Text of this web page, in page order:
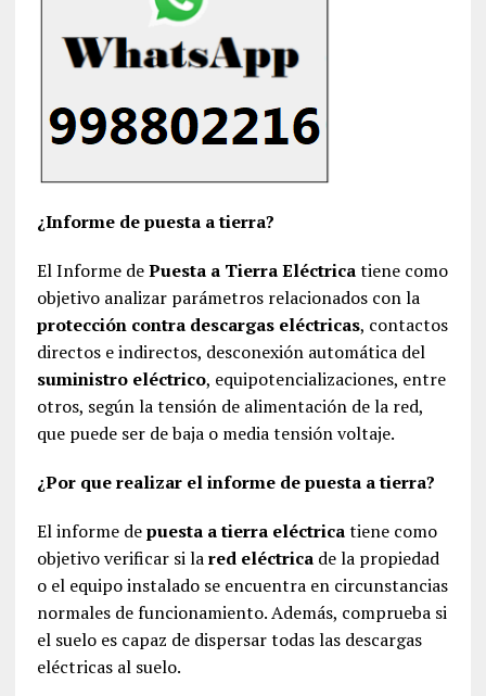
¿Informe de puesta a tierra?
El Informe dePuesta a Tierra Eléctricatiene como
objetivo analizar parámetros relacionados con la
protección contra descargas eléctricas, contactos
directos e indirectos, desconexión automática del
suministro eléctrico, equipotencializaciones, entre
otros, según la tensión de alimentación de la red,
que puede ser de baja o media tensión voltaje.
¿Por que realizar el informe de puesta a tierra?
El informe depuesta a tierra eléctricatiene como
objetivo verificar si lared eléctricade la propiedad
o el equipo instalado se encuentra en circunstancias
normales de funcionamiento. Además, comprueba si
el suelo es capaz de dispersar todas las descargas
eléctricas al suelo.